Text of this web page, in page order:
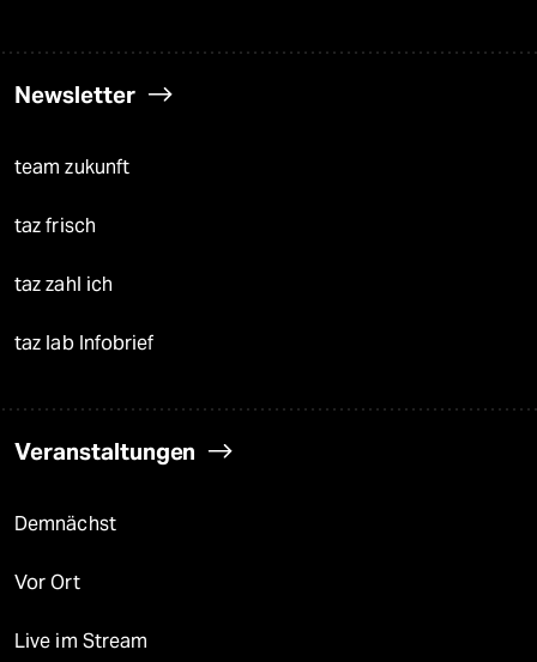
Newsletter
team zukunft
taz frisch
taz zahl ich
taz lab Infobrief
Veranstaltungen
Demnächst
Vor Ort
Live im Stream